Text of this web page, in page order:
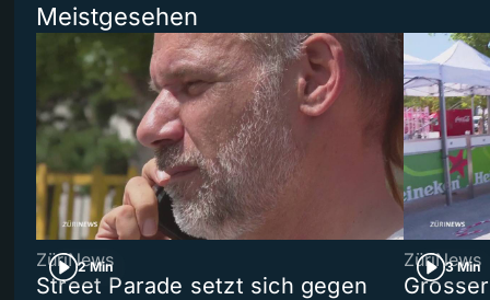
Meistgesehen
2 Min
ZüriNews
Street Parade setzt sich gegen
3 Min
ZüriNews